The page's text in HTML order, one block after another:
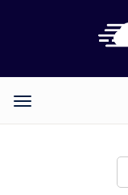
Categories